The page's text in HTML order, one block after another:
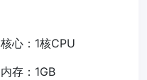
核心：1核CPU
内存：1GB